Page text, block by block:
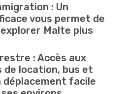
: Un
vous permet de
Malte plus
: Accès aux
location, bus et
déplacement facile